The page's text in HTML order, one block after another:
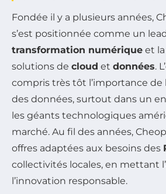
Fondée il y a plusieurs années,
s’est positionnée comme un
transformation numérique et
solutions de cloud et données.
compris très tôt l’importance de
des données, surtout dans un
les géants technologiques
marché. Au fil des années,
offres adaptées aux besoins des
collectivités locales, en mettant
l’innovation responsable.